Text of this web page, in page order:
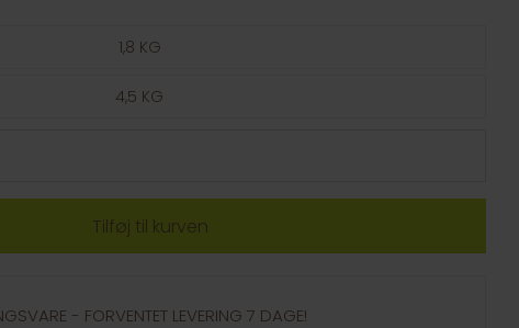
1,8 KG
4,5 KG
- FORVENTET LEVERING 7 DAGE!